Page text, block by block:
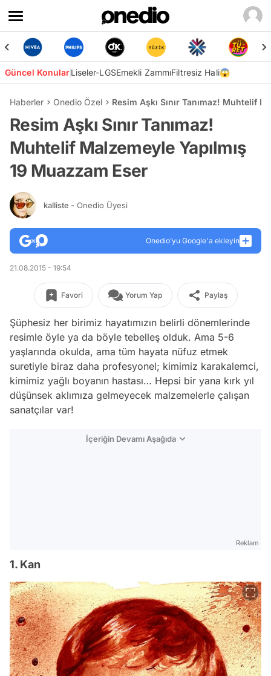
Güncel KonularLiseler-LGSEmekli ZammıFiltresiz Hali😱
Haberler Onedio Özel Resim Aşkı Sınır Tanımaz! Muhtelif
Resim Aşkı Sınır Tanımaz!
Muhtelif Malzemeyle Yapılmış
19 Muazzam Eser
kalliste - Onedio Üyesi
Onedio’yu Google'a ekleyin
21.08.2015 - 19:54
Favori Yorum Yap Paylaş
Şüphesiz her birimiz hayatımızın belirli dönemlerinde
resimle öyle ya da böyle tebelleş olduk. Ama 5-6
yaşlarında okulda, ama tüm hayata nüfuz etmek
suretiyle biraz daha profesyonel; kimimiz karakalemci,
kimimiz yağlı boyanın hastası… Hepsi bir yana kırk yıl
düşünsek aklımıza gelmeyecek malzemelerle çalışan
sanatçılar var!
İçeriğin Devamı Aşağıda
Reklam
1. Kan